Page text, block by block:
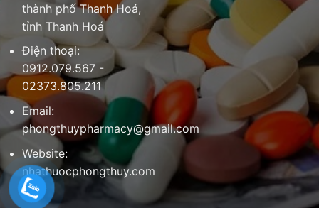
thành phố Thanh Hoá,
tỉnh Thanh Hoá
Điện thoại:
0912.079.567 -
02373.805.211
Email:
phongthuypharmacy@gmail.com
Website:
nhathuocphongthuy.com